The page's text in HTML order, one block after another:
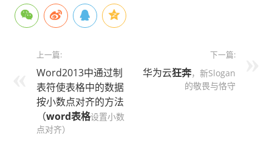
上一篇:
Word2013中通过制
表符使表格中的数据
按小数点对齐的方法
（word表格设置小数
点对齐）
下一篇:
华为云狂奔，新Slogan
的敬畏与恪守